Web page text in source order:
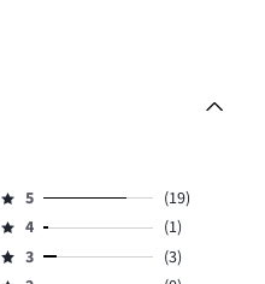
Hodnotenie
5,
počet
5
(19)
Hodnotenie
4,
4
(1)
Hodnotenie
3
(3)